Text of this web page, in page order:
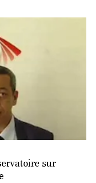
sur